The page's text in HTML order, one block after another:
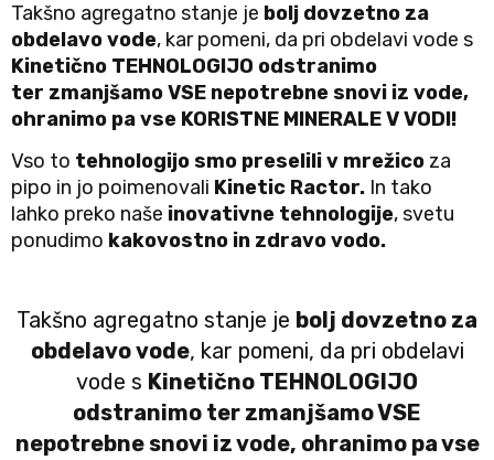
Takšno agregatno stanje je bolj dovzetno za
obdelavovode, kar pomeni, da pri obdelavi vode s
Kinetično TEHNOLOGIJO odstranimo
ter zmanjšamo VSE nepotrebne snovi iz vode,
ohranimo pa vse KORISTNE MINERALE V VODI!
Vso to tehnologijo smo preselili v mrežico za
pipo in jo poimenovali Kinetic Ractor. In tako
lahko preko naše inovativne tehnologije, svetu
ponudimo kakovostno in zdravo vodo.
Takšno agregatno stanje je bolj dovzetno za
obdelavovode, kar pomeni, da pri obdelavi
vode s Kinetično TEHNOLOGIJO
odstranimo ter zmanjšamo VSE
nepotrebne snovi iz vode, ohranimo pa vse